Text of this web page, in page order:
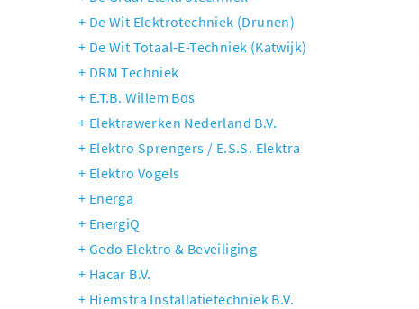
De Wit Elektrotechniek (Drunen)
De Wit Totaal-E-Techniek (Katwijk)
DRM Techniek
E.T.B. Willem Bos
Elektrawerken Nederland B.V.
Elektro Sprengers / E.S.S. Elektra
Elektro Vogels
Energa
EnergiQ
Gedo Elektro & Beveiliging
Hacar B.V.
Hiemstra Installatietechniek B.V.